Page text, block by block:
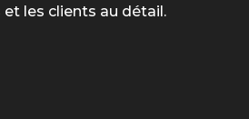
les clients au détail.